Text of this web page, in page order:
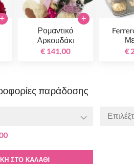
+
Ρομαντικό
Αρκουδάκι
€ 141.00
+
€
παράδοσης
ΣΤΟ ΚΑΛΆΘΙ